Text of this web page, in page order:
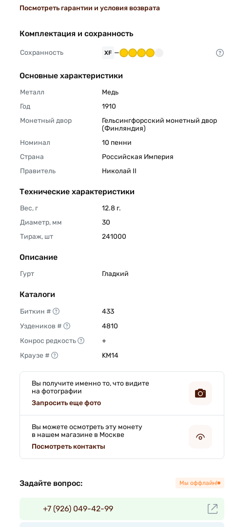
Посмотреть гарантии и условия возврата
Комплектация и сохранность
Сохранность XF —
Основные характеристики
Металл
Медь
Год
1910
Монетный двор
Гельсингфорсский монетный двор
(Финляндия)
Номинал
10 пенни
Страна
Российская Империя
Правитель
Николай II
Технические характеристики
Вес, г
12.8 г.
Диаметр, мм
30
Тираж, шт
241000
Описание
Гурт Гладкий
Каталоги
Биткин #
433
Уздеников #
4810
Конрос редкость
+
Краузе #
KM14
Вы получите именно то, что видите
на фотографии
Запросить еще фото
Вы можете осмотреть эту монету
в нашем магазине в Москве
Посмотреть контакты
Задайте вопрос: Мы оффлайн!
+7 (926) 049-42-99